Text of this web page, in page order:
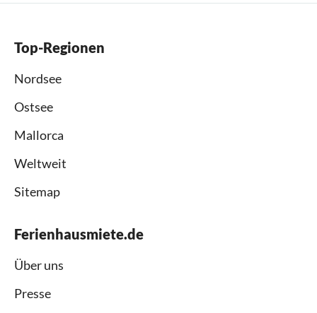
Top-Regionen
Nordsee
Ostsee
Mallorca
Weltweit
Sitemap
Ferienhausmiete.de
Über uns
Presse